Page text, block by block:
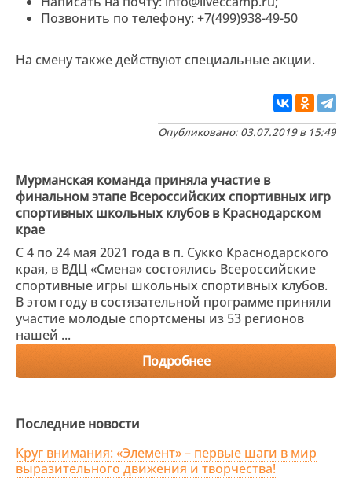
Позвонить по телефону: +7(499)938-49-50
На смену также действуют специальные акции.
Опубликовано: 03.07.2019 в 15:49
Мурманская команда приняла участие в
финальном этапе Всероссийских спортивных игр
спортивных школьных клубов в Краснодарском
крае
С 4 по 24 мая 2021 года в п. Сукко Краснодарского
края, в ВДЦ «Смена» состоялись Всероссийские
спортивные игры школьных спортивных клубов.
В этом году в состязательной программе приняли
участие молодые спортсмены из 53 регионов
нашей ...
Подробнее
Последние новости
Круг внимания: «Элемент» – первые шаги в мир
выразительного движения и творчества!